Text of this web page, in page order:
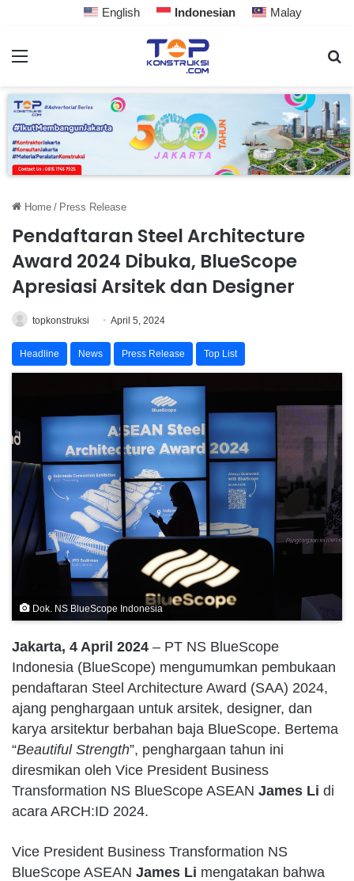
English Indonesian Malay
Home / Press Release
Pendaftaran Steel Architecture
Award 2024 Dibuka, BlueScope
Apresiasi Arsitek dan Designer
topkonstruksi April 5, 2024
Headline News Press Release Top List
Dok. NS BlueScope Indonesia
Jakarta, 4 April 2024 – PT NS BlueScope
Indonesia (BlueScope) mengumumkan pembukaan
pendaftaran Steel Architecture Award (SAA) 2024,
ajang penghargaan untuk arsitek, designer, dan
karya arsitektur berbahan baja BlueScope. Bertema
“Beautiful Strength”, penghargaan tahun ini
diresmikan oleh Vice President Business
Transformation NS BlueScope ASEAN James Li di
acara ARCH:ID 2024.
Vice President Business Transformation NS
BlueScope ASEAN James Li mengatakan bahwa